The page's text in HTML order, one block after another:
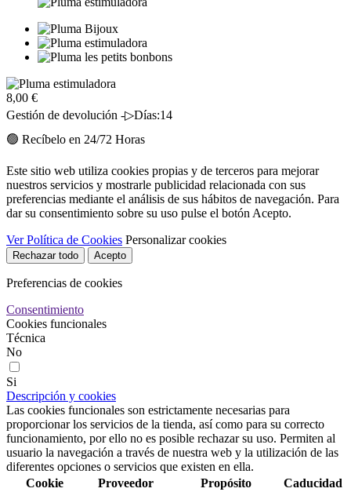
8,00 €
Gestión de devolución -▷Días:14
🟢 Recíbelo en 24/72 Horas
Este sitio web utiliza cookies propias y de terceros para mejorar
nuestros servicios y mostrarle publicidad relacionada con sus
preferencias mediante el análisis de sus hábitos de navegación. Para
dar su consentimiento sobre su uso pulse el botón Acepto.
Ver Política de Cookies Personalizar cookies
Rechazar todo Acepto
Preferencias de cookies
Consentimiento
Cookies funcionales
Técnica
No
Si
Descripción y cookies
Las cookies funcionales son estrictamente necesarias para
proporcionar los servicios de la tienda, así como para su correcto
funcionamiento, por ello no es posible rechazar su uso. Permiten al
usuario la navegación a través de nuestra web y la utilización de las
diferentes opciones o servicios que existen en ella.
Cookie
Proveedor Propósito Caducidad